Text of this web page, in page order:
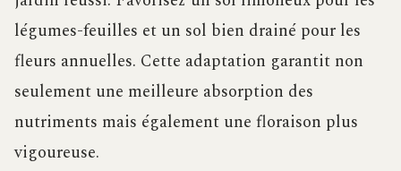
légumes-feuilles et un sol bien drainé pour les
fleurs annuelles. Cette adaptation garantit non
seulement une meilleure absorption des
nutriments mais également une floraison plus
vigoureuse.